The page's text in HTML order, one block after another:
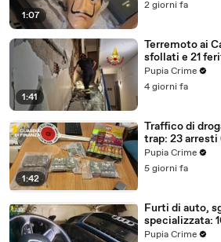
1:07
2 giorni fa
1:41
Terremoto ai
sfollati e 21
certezze sul
Pupia Crime
4 giorni fa
1:42
Traffico di
trap: 23 arresti
Pupia Crime
5 giorni fa
Furti di auto,
specializzata:
Pupia Crime